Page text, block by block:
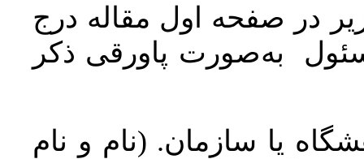
در صفحه اول مقاله درج
به‌صورت پاورقی ذکر
یا سازمان. (نام و نام